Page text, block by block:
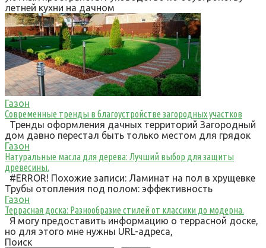
летней кухни на дачном
Газон
Современные тренды в благоустройстве загородных участков
Тренды оформления дачных территорий Загородный
дом давно перестал быть только местом для грядок
Газон
Натуральные масла для дерева: Лучший выбор для защиты
древесины.
#ERROR! Похожие записи: Ламинат на пол в хрущевке
Трубы отопления под полом: эффективность
Газон
Террасная доска: Разнообразие стилей от классики до модерна.
Я могу предоставить информацию о террасной доске,
но для этого мне нужны URL-адреса,
Поиск